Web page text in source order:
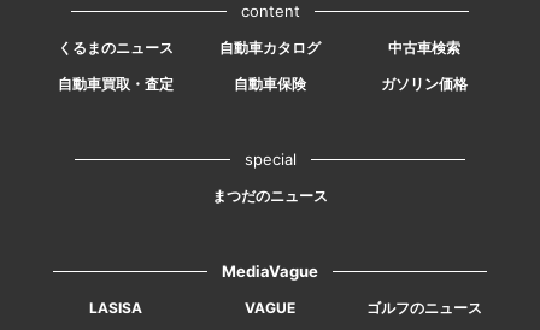
content
くるまのニュース 自動車カタログ
中古車検索
自動車買取・査定
自動車保険 ガソリン価格
special
まつだのニュース
MediaVague
LASISA VAGUE ゴルフのニュース